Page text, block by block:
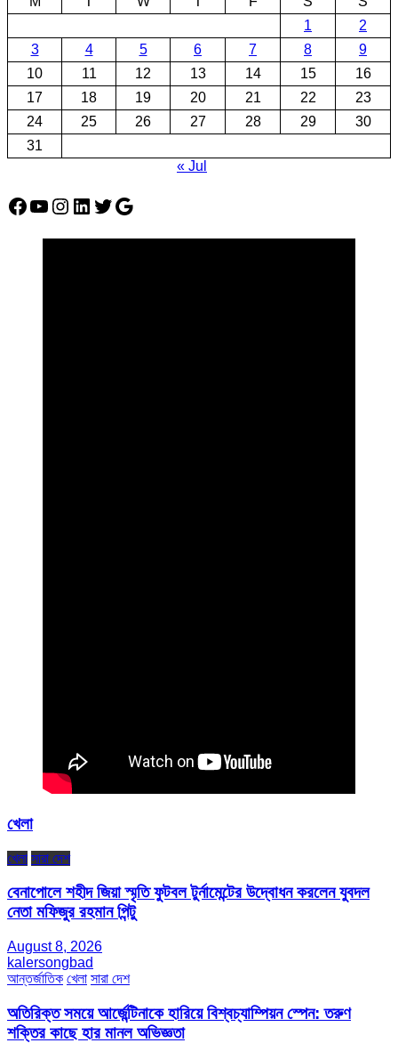
1
2
3
4 5 6 7 8
9
10
11 12 13 14 15
16
17
18 19 20 21 22
23
24
25 26 27 28 29
30
31
« Jul
Facebook
YouTube
Instagram
LinkedIn
Twitter
Google
খেলা
খেলা সারা দেশ
বেনাপোলে শহীদ জিয়া স্মৃতি ফুটবল টুর্নামেন্টের উদ্বোধন করলেন যুবদল
নেতা মফিজুর রহমান পিন্টু
August 8, 2026
kalersongbad
আন্তর্জাতিক খেলা সারা দেশ
অতিরিক্ত সময়ে আর্জেন্টিনাকে হারিয়ে বিশ্বচ্যাম্পিয়ন স্পেন: তরুণ
শক্তির কাছে হার মানল অভিজ্ঞতা